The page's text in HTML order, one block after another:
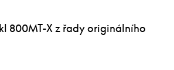
800MT-X z řady originálního